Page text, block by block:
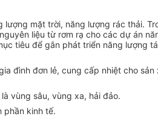
mặt trời, năng lượng rác thải.
liệu từ rơm rạ cho các dự án
tiêu để gắn phát triển năng lượng
đình đơn lẻ, cung cấp nhiệt cho
vùng sâu, vùng xa, hải đảo.
phần kinh tế.